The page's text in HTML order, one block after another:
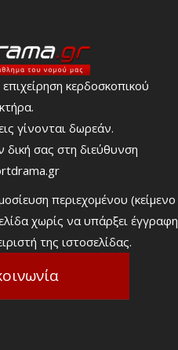
κερδοσκοπικού
γίνονται δωρεάν.
δική σας στη διεύθυνση
περιεχομένου (κείμενο
χωρίς να υπάρξει έγγραφη
της ιστοσελίδας.